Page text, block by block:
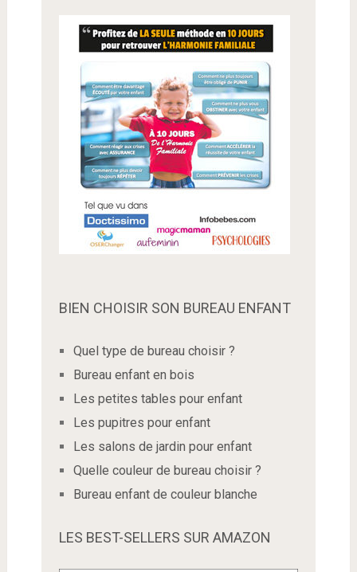
BIEN CHOISIR SON BUREAU ENFANT
Quel type de bureau choisir ?
Bureau enfant en bois
Les petites tables pour enfant
Les pupitres pour enfant
Les salons de jardin pour enfant
Quelle couleur de bureau choisir ?
Bureau enfant de couleur blanche
LES BEST-SELLERS SUR AMAZON